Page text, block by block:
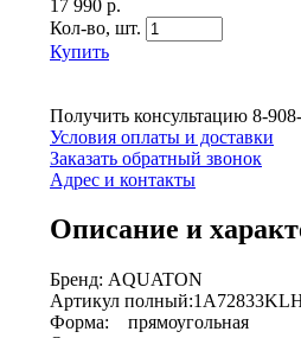
17 990 р.
Кол-во, шт.
Купить
Получить консультацию 8-
Условия оплаты и доставки
Заказать обратный звонок
Адрес и контакты
Описание и
Бренд: AQUATON
Артикул
Форма: прямоугольная